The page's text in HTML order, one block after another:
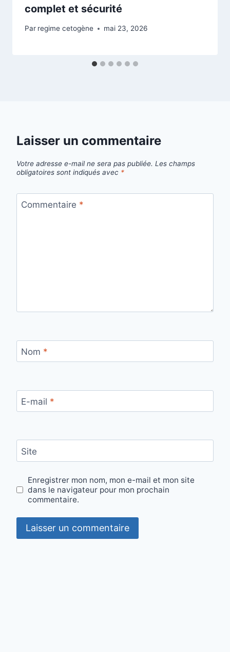
complet et sécurité
Par regime cetogène mai 23, 2026
Laisser un commentaire
Votre adresse e-mail ne sera pas publiée. Les champs
obligatoires sont indiqués avec *
Commentaire *
Nom *
E-mail *
Site
Enregistrer mon nom, mon e-mail et mon site
dans le navigateur pour mon prochain
commentaire.